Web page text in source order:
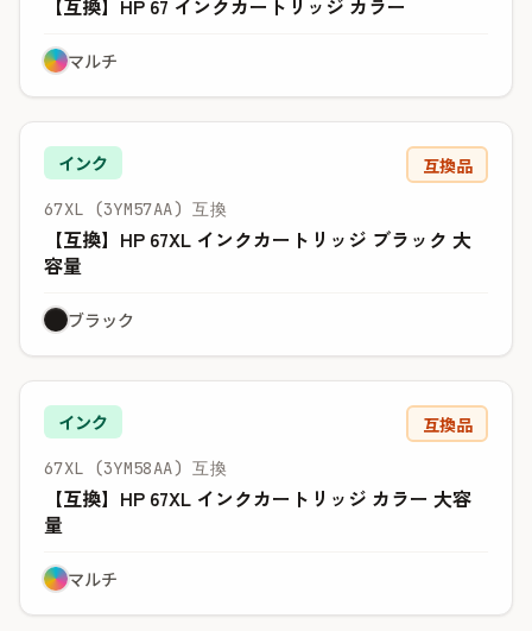
【互換】HP 67 インクカートリッジ カラー
マルチ
インク 互換品
67XL (3YM57AA) 互換
【互換】HP 67XL インクカートリッジ ブラック 大
容量
ブラック
インク 互換品
67XL (3YM58AA) 互換
【互換】HP 67XL インクカートリッジ カラー 大容
量
マルチ